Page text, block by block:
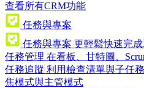
查看所有CRM功能
任務與專案
任務與專案 更輕鬆快速完
任務管理 在看板、甘特圖、
任務追蹤 利用檢查清單與子任
焦模式與主管模式